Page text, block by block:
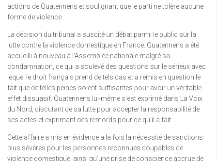
actions de Quatennens et soulignant que le parti ne tolère aucune
forme de violence.
La décision du tribunal a suscité un débat parmi le public sur la
lutte contre la violence domestique en France. Quatennens a été
accueilli à nouveau à l’Assemblée nationale malgré sa
condamnation, ce qui a soulevé des questions sur le sérieux avec
lequel le droit français prend de tels cas et a remis en question le
fait que de telles peines soient suffisantes pour avoir un véritable
effet dissuasif. Quatennens lui-même s’est exprimé dans La Voix
du Nord, discutant de sa lutte pour accepter la responsabilité de
ses actes et exprimant des remords pour ce qu’il a fait.
Cette affaire a mis en évidence à la fois la nécessité de sanctions
plus sévères pour les personnes reconnues coupables de
violence domestique, ainsi qu’une prise de conscience accrue de